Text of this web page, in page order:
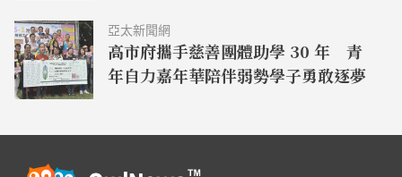
亞太新聞網
高市府攜手慈善團體助學 30 年 青
年自力嘉年華陪伴弱勢學子勇敢逐夢